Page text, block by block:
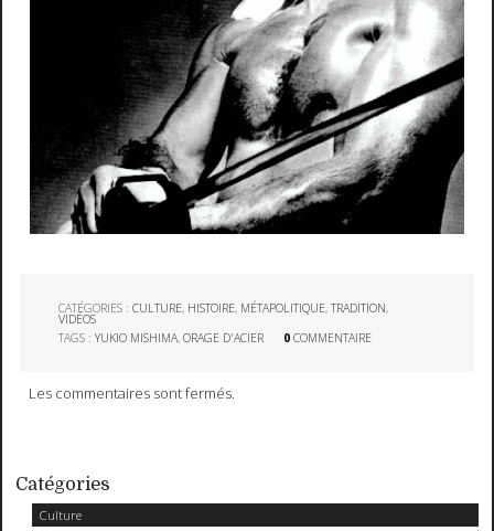
Catégories
Culture
CATÉGORIES :CULTURE, HISTOIRE, MÉTAPOLITIQUE,TRADITION,
VIDÉOS
TAGS :YUKIO MISHIMA,ORAGE D'ACIER 0 COMMENTAIRE
Les commentaires sont fermés.